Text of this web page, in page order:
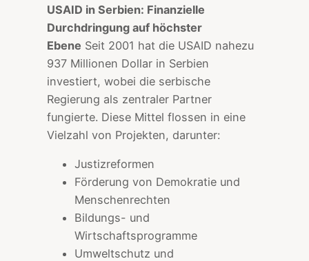
USAID in Serbien: Finanzielle
Durchdringung auf höchster
Ebene Seit 2001 hat die USAID nahezu
937 Millionen Dollar in Serbien
investiert, wobei die serbische
Regierung als zentraler Partner
fungierte. Diese Mittel flossen in eine
Vielzahl von Projekten, darunter:
Justizreformen
Förderung von Demokratie und
Menschenrechten
Bildungs- und
Wirtschaftsprogramme
Umweltschutz und